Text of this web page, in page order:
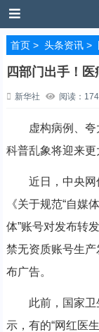
首页> 头条资讯>
四部门出手！
新华社 阅读：174
虚构病例、夸
科普乱象将迎来更
近日，中央网
《关于规范“自媒
体”账号对发布转
禁无资质账号生
布广告。
此前，国家卫
示，有的“网红医